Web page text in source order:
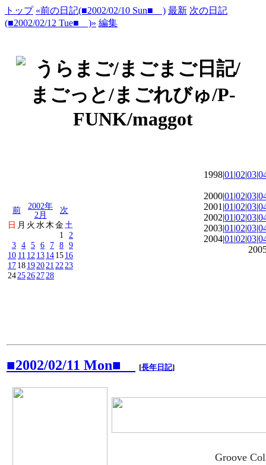
トップ «前の日記(■2002/02/10 Sun■ ) 最新 次の日記
(■2002/02/12 Tue■ )» 編集
前
2002年
2月
次
日 月 火 水 木金 土
1
2
3 4 5 6 7 8 9
10 11 12 13141516
1718192021 22 23
2425262728
1998|01 |02|03|
2000|01 |02|03|
2001|01 |02|03|
2002|01 |02|03|
2003|01 |02|03|
2004|01 |02|03|
■2002/02/11 Mon■ [長年日記]
Groove